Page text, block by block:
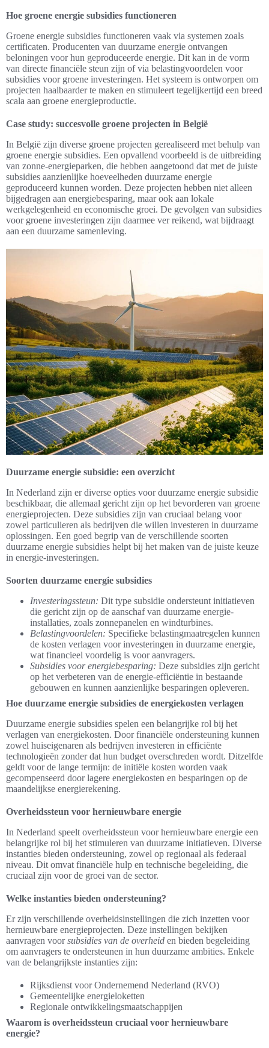
Hoe groene energie subsidies functioneren
Groene energie subsidies functioneren vaak via systemen zoals
certificaten. Producenten van duurzame energie ontvangen
beloningen voor hun geproduceerde energie. Dit kan in de vorm
van directe financiële steun zijn of via belastingvoordelen voor
subsidies voor groene investeringen. Het systeem is ontworpen om
projecten haalbaarder te maken en stimuleert tegelijkertijd een breed
scala aan groene energieproductie.
Case study: succesvolle groene projecten in België
In België zijn diverse groene projecten gerealiseerd met behulp van
groene energie subsidies. Een opvallend voorbeeld is de uitbreiding
van zonne-energieparken, die hebben aangetoond dat met de juiste
subsidies aanzienlijke hoeveelheden duurzame energie
geproduceerd kunnen worden. Deze projecten hebben niet alleen
bijgedragen aan energiebesparing, maar ook aan lokale
werkgelegenheid en economische groei. De gevolgen van subsidies
voor groene investeringen zijn daarmee ver reikend, wat bijdraagt
aan een duurzame samenleving.
Duurzame energie subsidie: een overzicht
In Nederland zijn er diverse opties voor duurzame energie subsidie
beschikbaar, die allemaal gericht zijn op het bevorderen van groene
energieprojecten. Deze subsidies zijn van cruciaal belang voor
zowel particulieren als bedrijven die willen investeren in duurzame
oplossingen. Een goed begrip van de verschillende soorten
duurzame energie subsidies helpt bij het maken van de juiste keuze
in energie-investeringen.
Soorten duurzame energie subsidies
Investeringssteun: Dit type subsidie ondersteunt initiatieven
die gericht zijn op de aanschaf van duurzame energie-
installaties, zoals zonnepanelen en windturbines.
Belastingvoordelen: Specifieke belastingmaatregelen kunnen
de kosten verlagen voor investeringen in duurzame energie,
wat financieel voordelig is voor aanvragers.
Subsidies voor energiebesparing: Deze subsidies zijn gericht
op het verbeteren van de energie-efficiëntie in bestaande
gebouwen en kunnen aanzienlijke besparingen opleveren.
Hoe duurzame energie subsidies de energiekosten verlagen
Duurzame energie subsidies spelen een belangrijke rol bij het
verlagen van energiekosten. Door financiële ondersteuning kunnen
zowel huiseigenaren als bedrijven investeren in efficiënte
technologieën zonder dat hun budget overschreden wordt. Ditzelfde
geldt voor de lange termijn: de initiële kosten worden vaak
gecompenseerd door lagere energiekosten en besparingen op de
maandelijkse energierekening.
Overheidssteun voor hernieuwbare energie
In Nederland speelt overheidssteun voor hernieuwbare energie een
belangrijke rol bij het stimuleren van duurzame initiatieven. Diverse
instanties bieden ondersteuning, zowel op regionaal als federaal
niveau. Dit omvat financiële hulp en technische begeleiding, die
cruciaal zijn voor de groei van de sector.
Welke instanties bieden ondersteuning?
Er zijn verschillende overheidsinstellingen die zich inzetten voor
hernieuwbare energieprojecten. Deze instellingen bekijken
aanvragen voorsubsidies van de overheid en bieden begeleiding
om aanvragers te ondersteunen in hun duurzame ambities. Enkele
van de belangrijkste instanties zijn:
Rijksdienst voor Ondernemend Nederland (RVO)
Gemeentelijke energieloketten
Regionale ontwikkelingsmaatschappijen
Waarom is overheidssteun cruciaal voor hernieuwbare
energie?